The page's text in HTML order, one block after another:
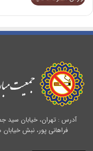
آدرس : تهران، خیابان سید
فراهانی پور، نبش خیابان هفتم، پلاک ۴ -